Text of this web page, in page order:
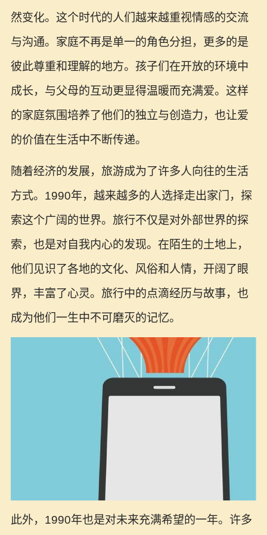
然变化。这个时代的人们越来越重视情感的交流
与沟通。家庭不再是单一的角色分担，更多的是
彼此尊重和理解的地方。孩子们在开放的环境中
成长，与父母的互动更显得温暖而充满爱。这样
的家庭氛围培养了他们的独立与创造力，也让爱
的价值在生活中不断传递。
随着经济的发展，旅游成为了许多人向往的生活
方式。1990年，越来越多的人选择走出家门，探
索这个广阔的世界。旅行不仅是对外部世界的探
索，也是对自我内心的发现。在陌生的土地上，
他们见识了各地的文化、风俗和人情，开阔了眼
界，丰富了心灵。旅行中的点滴经历与故事，也
成为他们一生中不可磨灭的记忆。
此外，1990年也是对未来充满希望的一年。许多